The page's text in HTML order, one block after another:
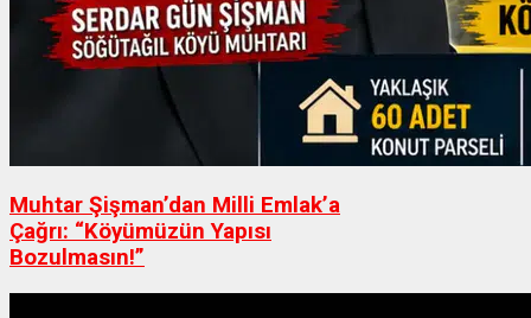
Muhtar Şişman’dan Milli Emlak’a
Çağrı: “Köyümüzün Yapısı
Bozulmasın!”